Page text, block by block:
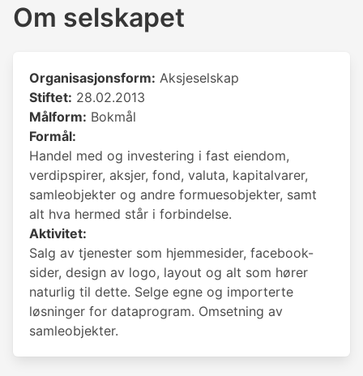
Om selskapet
Organisasjonsform: Aksjeselskap
Stiftet: 28.02.2013
Målform: Bokmål
Formål:
Handel med og investering i fast eiendom,
verdipspirer, aksjer, fond, valuta, kapitalvarer,
samleobjekter og andre formuesobjekter, samt
alt hva hermed står i forbindelse.
Aktivitet:
Salg av tjenester som hjemmesider, facebook-
sider, design av logo, layout og alt som hører
naturlig til dette. Selge egne og importerte
løsninger for dataprogram. Omsetning av
samleobjekter.